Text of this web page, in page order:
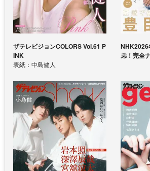
ザテレビジョンCOLORS Vol.61 P
INK
表紙：中島健人
NHK2026
弟！完全